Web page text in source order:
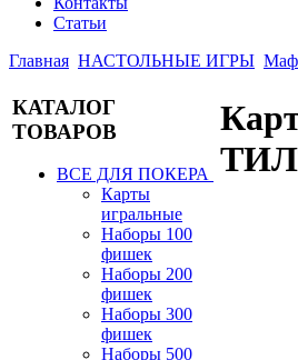
Статьи
Главная НАСТОЛЬНЫЕ ИГРЫ
КАТАЛОГ
ТОВАРОВ
ВСЕ ДЛЯ ПОКЕРА
Карты
игральные
Наборы 100
фишек
Наборы 200
фишек
Наборы 300
фишек
Наборы 500